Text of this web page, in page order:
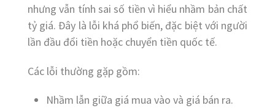
nhưng vẫn tính sai số tiền vì hiểu nhầm bản chất
tỷ giá. Đây là lỗi khá phổ biến, đặc biệt với người
lần đầu đổi tiền hoặc chuyển tiền quốc tế.
Các lỗi thường gặp gồm:
Nhầm lẫn giữa giá mua vào và giá bán ra.